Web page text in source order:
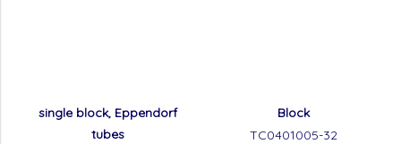
single block, Eppendorf
tubes
Block
TC0401005-32